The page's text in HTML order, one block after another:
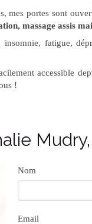
mes portes sont
massage assis
insomnie, fatigue,
accessible
!
Nom
Email